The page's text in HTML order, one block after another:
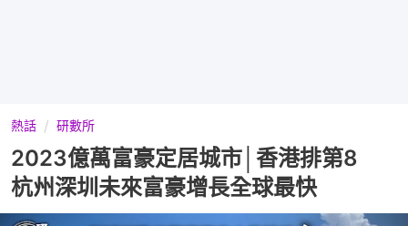
熱話 研數所
2023億萬富豪定居城市│香港排第8
杭州深圳未來富豪增長全球最快